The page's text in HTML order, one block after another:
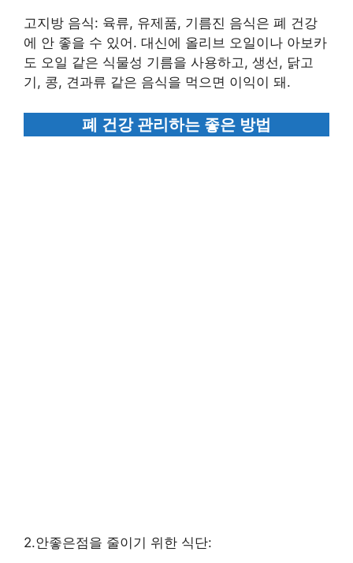
고지방 음식: 육류, 유제품, 기름진 음식은 폐 건강
에 안 좋을 수 있어. 대신에 올리브 오일이나 아보카
도 오일 같은 식물성 기름을 사용하고, 생선, 닭고
기, 콩, 견과류 같은 음식을 먹으면 이익이 돼.
폐 건강 관리하는 좋은 방법
2.안좋은점을 줄이기 위한 식단: